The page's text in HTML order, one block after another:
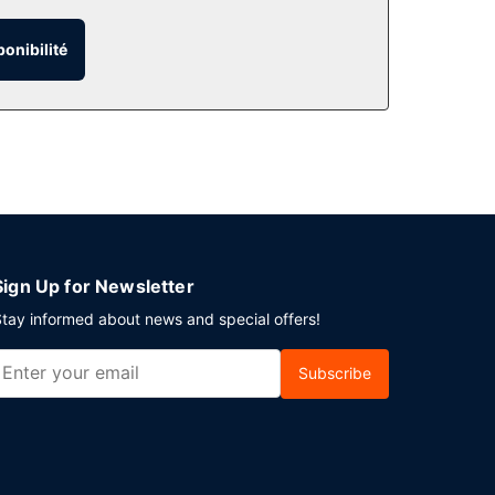
(en supplément), un service de
de cet hôtel ou profitez du service
mesurant 6503 mètres carrés et comprenant
Up for Newsletter
informed about news and special offers!
Subscribe